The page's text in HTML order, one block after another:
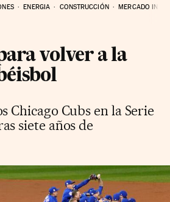
ENERGIA CONSTRUCCIÓN MERCADO
volver a la
Chicago Cubs en la Serie
siete años de